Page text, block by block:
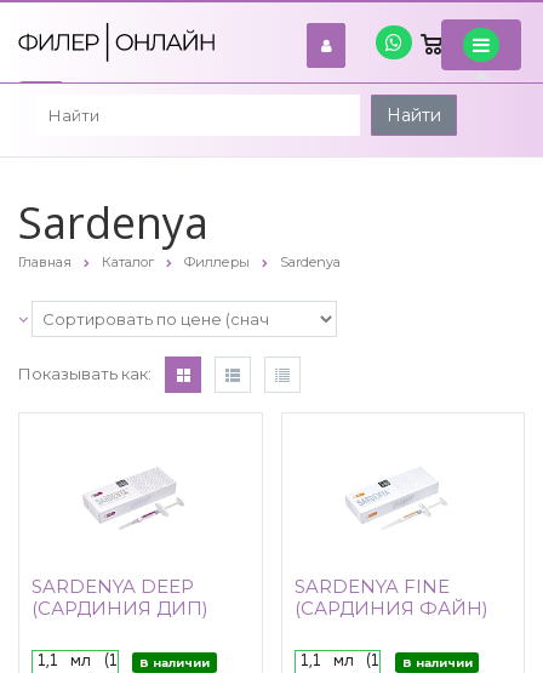
войти
Найти
Sardenya
Главная Каталог Филлеры Sardenya
Показывать как:
SARDENYA DEEP
(САРДИНИЯ ДИП)
1,1 мл (1
В наличии
SARDENYA FINE
(САРДИНИЯ ФАЙН)
1,1 мл (1
В наличии